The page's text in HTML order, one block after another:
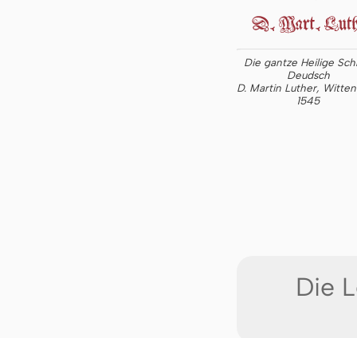
Die gantze Heilige
Deudsch
D. Martin Luther,
1545
Die